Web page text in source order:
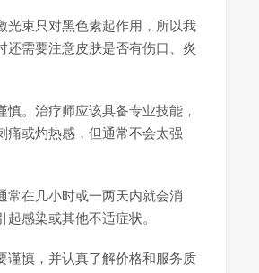
光束只对黑色素起作用，所以我
还需要注意皮肤是否有伤口、炎
。治疗师应该具备专业技能，
痛或灼热感，但通常不会太强
常在几小时或一两天内就会消
感染或其他不适症状。
谨慎，并认真了解价格和服务质